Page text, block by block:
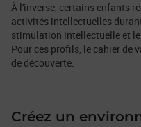
À l'inverse, certains enfants
activités intellectuelles
stimulation intellectuelle et
Pour ces profils, le cahier de
de découverte.
Créez un